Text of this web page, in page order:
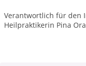
Verantwortlich für den
Heilpraktikerin Pina